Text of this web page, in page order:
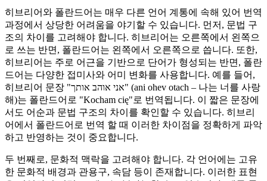
히브리어와 폴란드어는 매우 다른 언어 계통에 속해 있어 번역
과정에서 상당한 어려움을 야기할 수 있습니다. 먼저, 문법 구
조의 차이를 고려해야 합니다. 히브리어는 오른쪽에서 왼쪽으
로 쓰는 반면, 폴란드어는 왼쪽에서 오른쪽으로 씁니다. 또한,
히브리어는 주로 어근을 기반으로 단어가 형성되는 반면, 폴란
드어는 다양한 접미사와 어미 변화를 사용합니다. 예를 들어,
히브리어 문장 "אני אוהב אותך" (ani ohev otach – 나는 너를 사랑
해)는 폴란드어로 "Kocham cię"로 번역됩니다. 이 짧은 문장에
서도 어순과 문법 구조의 차이를 확인할 수 있습니다. 히브리
어에서 폴란드어로 번역 할 때 이러한 차이점을 정확하게 파악
하고 반영하는 것이 중요합니다.
두 번째로, 문화적 맥락을 고려해야 합니다. 각 언어에는 고유
한 문화적 배경과 관용구, 속담 등이 존재합니다. 이러한 표현